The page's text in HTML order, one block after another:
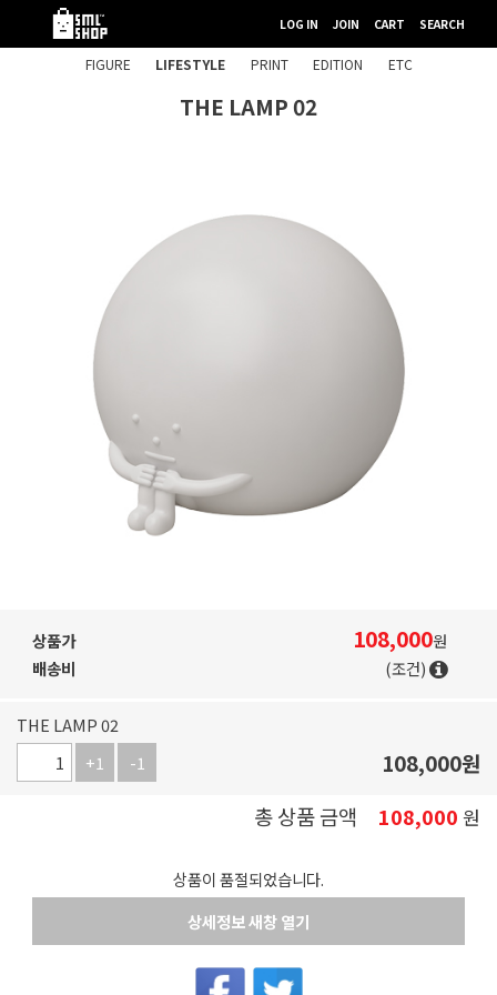
LOG IN JOIN CART SEARCH
FIGURE LIFESTYLE PRINT EDITION ETC
THE LAMP 02
상품가 108,000원
배송비
(조건)
THE LAMP 02
+1
-1 108,000원
총 상품 금액
108,000 원
상품이 품절되었습니다.
상세정보 새창 열기